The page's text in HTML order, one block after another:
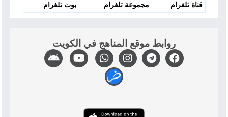
قناة تلغرام
مجموعة تلغرام بوت تلغرام
روابط موقع المناهج في الكويت